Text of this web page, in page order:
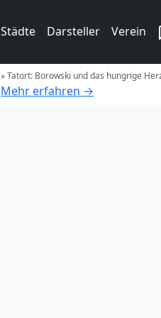
Städte Darsteller Verein
»Tatort: Borowski und das hungrige
Mehr erfahren →